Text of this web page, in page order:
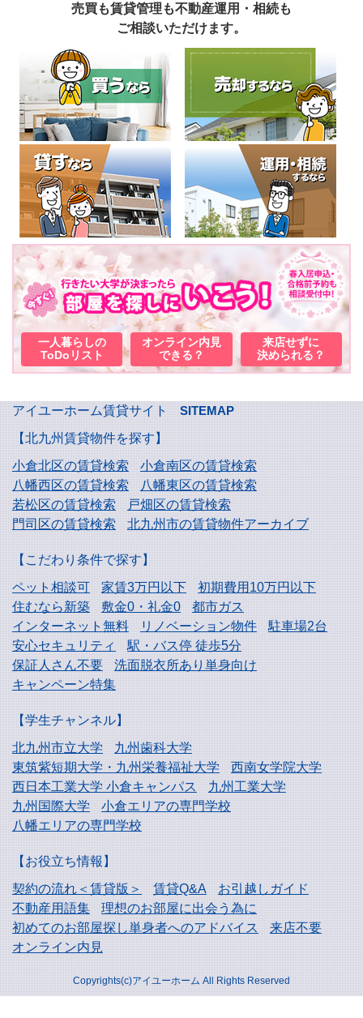
売買も賃貸管理も不動産運用・相続も
ご相談いただけます。
一人暮らしの
ToDoリスト
オンライン内見
できる？
来店せずに
決められる？
アイユーホーム賃貸サイト
SITEMAP
【北九州賃貸物件を探す】
小倉北区の賃貸検索
小倉南区の賃貸検索
八幡西区の賃貸検索
八幡東区の賃貸検索
若松区の賃貸検索
戸畑区の賃貸検索
門司区の賃貸検索
北九州市の賃貸物件アーカイブ
【こだわり条件で探す】
ペット相談可
家賃3万円以下
初期費用10万円以下
住むなら新築
敷金0・礼金0
都市ガス
インターネット無料
リノベーション物件
駐車場2台
安心セキュリティ
駅・バス停 徒歩5分
保証人さん不要
洗面脱衣所あり単身向け
キャンペーン特集
【学生チャンネル】
北九州市立大学
九州歯科大学
東筑紫短期大学・九州栄養福祉大学
西南女学院大学
西日本工業大学小倉キャンパス
九州工業大学
九州国際大学
小倉エリアの専門学校
八幡エリアの専門学校
【お役立ち情報】
契約の流れ＜賃貸版＞
賃貸Q&A
お引越しガイド
不動産用語集
理想のお部屋に出会う為に
初めてのお部屋探し単身者へのアドバイス
来店不要
オンライン内見
Copyrights(c)アイユーホーム All Rights Reserved